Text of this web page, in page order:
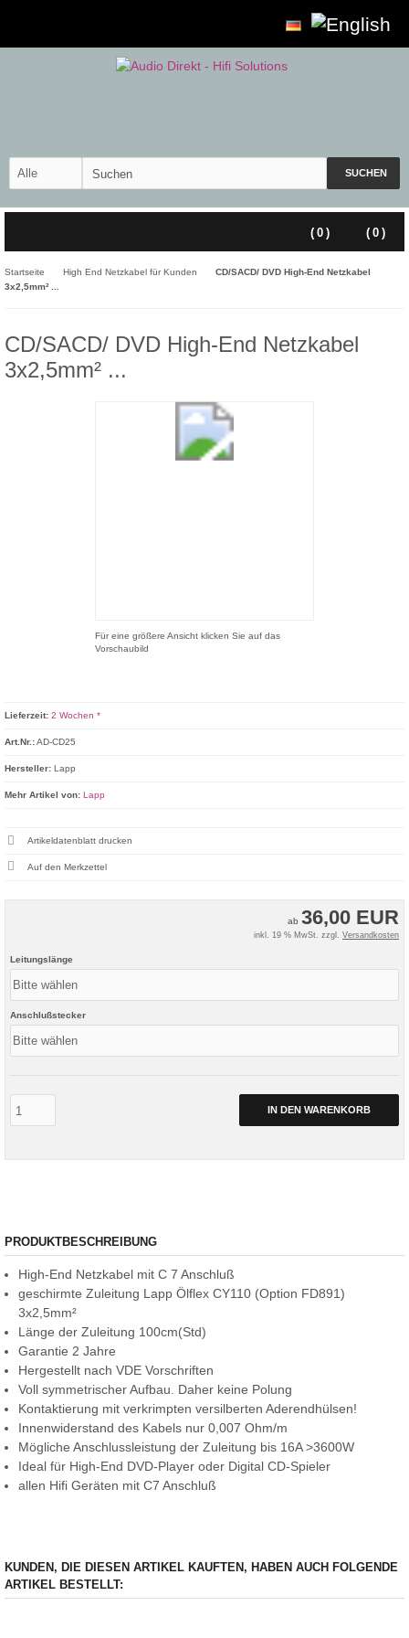
SUCHEN
( 0 )
( 0 )
Startseite High End Netzkabel für Kunden
CD/SACD/ DVD High-End Netzkabel
3x2,5mm² ...
CD/SACD/ DVD High-End Netzkabel
3x2,5mm² ...
Für eine größere Ansicht klicken Sie auf das
Vorschaubild
ab 36,00 EUR
inkl. 19 % MwSt. zzgl. Versandkosten
Leitungslänge
Anschlußstecker
IN DEN WARENKORB
Lieferzeit: 2 Wochen *
Art.Nr.:AD-CD25
Hersteller: Lapp
Mehr Artikel von: Lapp
Artikeldatenblatt drucken
PRODUKTBESCHREIBUNG
High-End Netzkabel mit C 7 Anschluß
geschirmte Zuleitung Lapp Ölflex CY110 (Option FD891)
3x2,5mm²
Länge der Zuleitung 100cm(Std)
Garantie 2 Jahre
Hergestellt nach VDE Vorschriften
Voll symmetrischer Aufbau. Daher keine Polung
Kontaktierung mit verkrimpten versilberten Aderendhülsen!
Innenwiderstand des Kabels nur 0,007 Ohm/m
Mögliche Anschlussleistung der Zuleitung bis 16A >3600W
Ideal für High-End DVD-Player oder Digital CD-Spieler
allen Hifi Geräten mit C7 Anschluß
KUNDEN, DIE DIESEN ARTIKEL KAUFTEN, HABEN AUCH FOLGENDE
ARTIKEL BESTELLT: